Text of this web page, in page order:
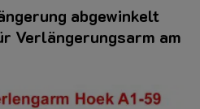
abgewinkelt
Verlängerungsarm am